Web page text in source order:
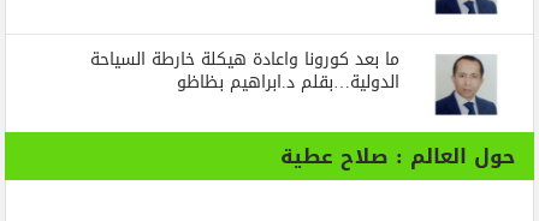
ما بعد كورونا واعادة هيكلة خارطة السياحة
الدولية…بقلم د.ابراهيم بظاظو
حول العالم : صلاح عطية